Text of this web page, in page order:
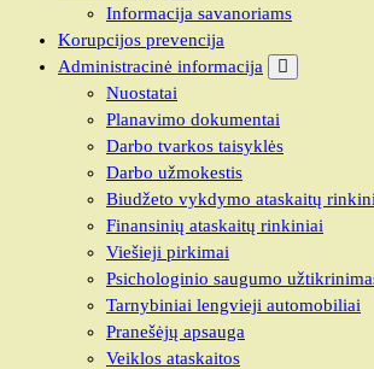
Informacija savanoriams
Korupcijos prevencija
Administracinė informacija
Nuostatai
Planavimo dokumentai
Darbo tvarkos taisyklės
Darbo užmokestis
Biudžeto vykdymo ataskaitų
Finansinių ataskaitų rinkiniai
Viešieji pirkimai
Psichologinio saugumo
Tarnybiniai lengvieji automobiliai
Pranešėjų apsauga
Veiklos ataskaitos